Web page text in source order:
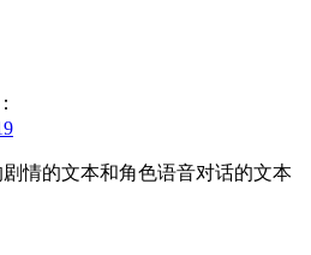
情的文本和角色语音对话的文本